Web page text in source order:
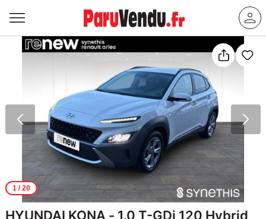
1/ 20
HYUNDAI KONA - 1.0 T-GDi 120 Hybrid